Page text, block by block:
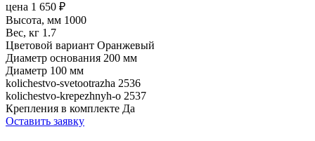
цена 1 650 ₽
Высота, мм 1000
Вес, кг 1.7
Цветовой вариант Оранжевый
Диаметр основания 200 мм
Диаметр 100 мм
kolichestvo-svetootrazha 2536
kolichestvo-krepezhnyh-o 2537
Крепления в комплекте Да
Оставить заявку